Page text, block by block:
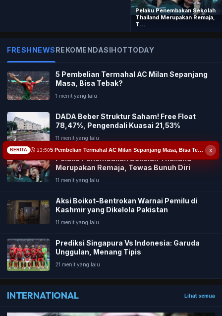
EBis
Opini
Peristiwa
Edukasi
Kesehatan
Pelaku Penembakan Sekolah
Thailand Merupakan Remaja,
T...
FRESHNEWSREKOMENDASIHOTTODAY
5 Pembelian Termahal AC Milan Sepanjang
Masa, Bisa Tebak?
1 menit yang lalu
DADA Beber Struktur Saham! Free Float
78,47%, Pengendali Kuasai 21,53%
11 menit yang lalu
Pelaku Penembakan Sekolah Thailand
Merupakan Remaja, Tewas Bunuh Diri
11 menit yang lalu
Aksi Boikot-Bentrokan Warnai Pemilu di
Kashmir yang Dikelola Pakistan
11 menit yang lalu
Prediksi Singapura Vs Indonesia: Garuda
Unggulan, Menang Tipis
21 menit yang lalu
INTERNATIONAL Lihat semua
x
BERITA 13:50 5 Pembelian Termahal AC Milan Sepanjang Masa, Bisa Tebak?